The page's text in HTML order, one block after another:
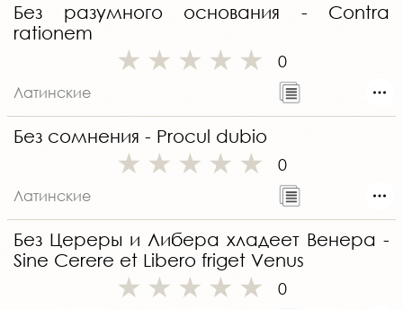
Без разумного основания - Contra
rationem
0
Латинские
Без сомнения - Procul dubio
0
Латинские
Без Цереры и Либера хладеет Венера -
Sine Cerere et Libero friget Venus
0